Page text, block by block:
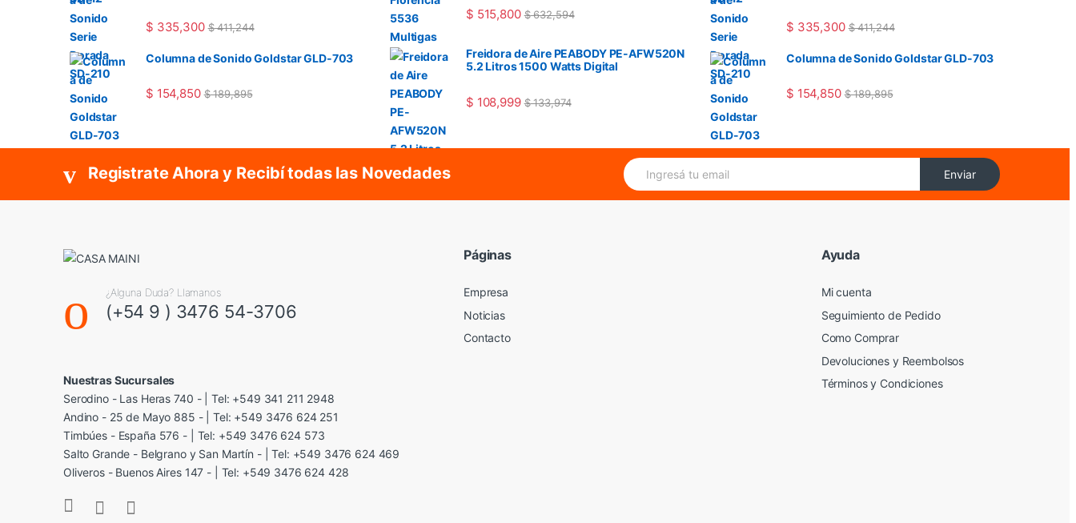
$ 335,300 $411,244
Columna de Sonido Goldstar GLD-703
$ 154,850 $189,895
$ 515,800 $632,594
Freidora de Aire PEABODY PE-AFW520N
5.2 Litros 1500 Watts Digital
$ 108,999 $133,974
$ 335,300 $411,244
Columna de Sonido Goldstar GLD-703
$ 154,850 $189,895
Registrate Ahora y Recibí todas las Novedades
E
m
Enviar
¿Alguna Duda? Llamanos
(+54 9 ) 3476 54-3706
Nuestras Sucursales
Serodino - Las Heras 740 - | Tel: +549 341 211 2948
Andino - 25 de Mayo 885 - | Tel: +549 3476 624 251
Timbúes - España 576 - | Tel: +549 3476 624 573
Salto Grande - Belgrano y San Martín - | Tel: +549 3476 624 469
Oliveros - Buenos Aires 147 - | Tel: +549 3476 624 428
Páginas
Empresa
Noticias
Contacto
Ayuda
Mi cuenta
Seguimiento de Pedido
Como Comprar
Devoluciones y Reembolsos
Términos y Condiciones